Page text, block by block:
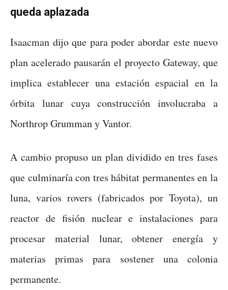
queda aplazada
Isaacman dijo que para poder abordar este nuevo
plan acelerado pausarán el proyecto Gateway, que
implica establecer una estación espacial en la
órbita lunar cuya construcción involucraba a
Northrop Grumman y Vantor.
A cambio propuso un plan dividido en tres fases
que culminaría con tres hábitat permanentes en la
luna, varios rovers (fabricados por Toyota), un
reactor de fisión nuclear e instalaciones para
procesar material lunar, obtener energía y
materias primas para sostener una colonia
permanente.